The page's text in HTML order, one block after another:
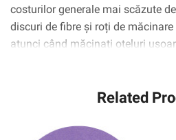
costurilor generale mai scăzute
discuri de fibre și roți de
atunci când măcinați oțeluri
II 982C, 36+, acest disc de fibre
într-o gamă largă de presiuni de
Related